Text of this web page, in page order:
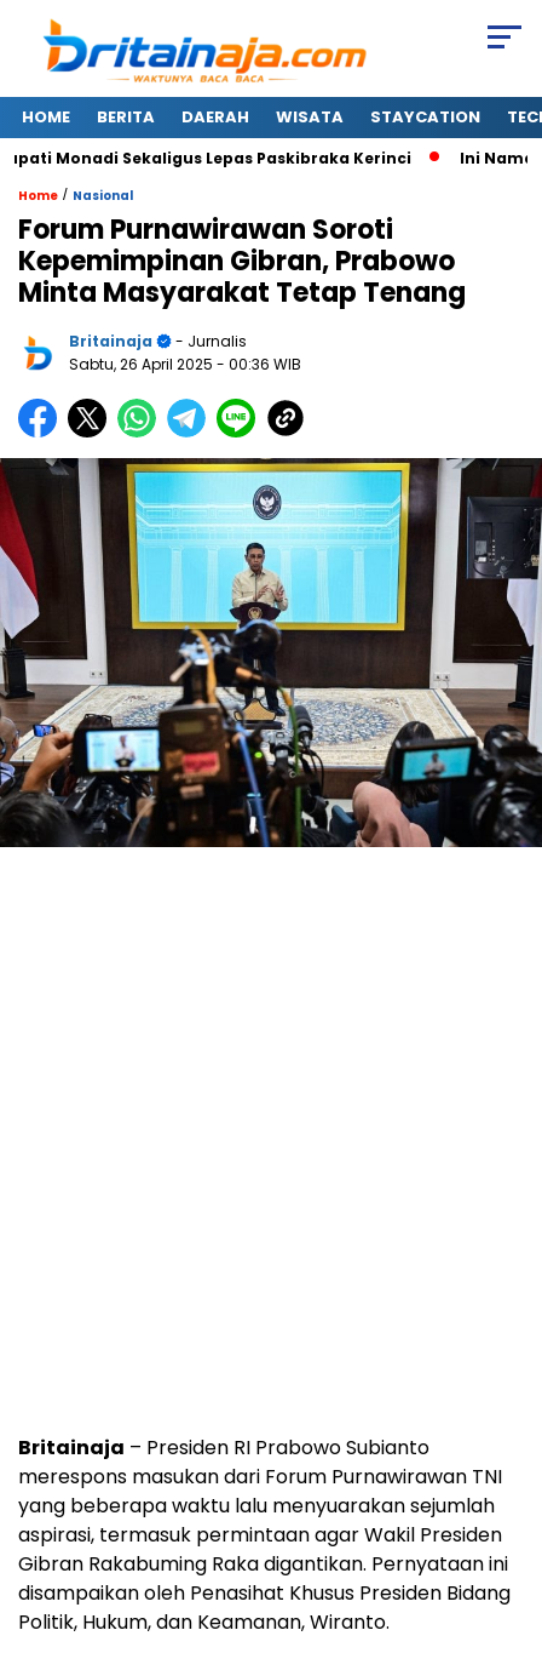
HOME BERITA DAERAH WISATA STAYCATION
Monadi Sekaligus Lepas Paskibraka Kerinci Ini Nama-
Home / Nasional
Forum Purnawirawan Soroti
Kepemimpinan Gibran, Prabowo
Minta Masyarakat Tetap Tenang
Britainaja
- Jurnalis
Sabtu, 26 April 2025 - 00:36 WIB
Britainaja – Presiden RI Prabowo Subianto
merespons masukan dari Forum Purnawirawan TNI
yang beberapa waktu lalu menyuarakan sejumlah
aspirasi, termasuk permintaan agar Wakil Presiden
Gibran Rakabuming Raka digantikan. Pernyataan ini
disampaikan oleh Penasihat Khusus Presiden Bidang
Politik, Hukum, dan Keamanan, Wiranto.